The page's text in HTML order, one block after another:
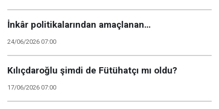
İnkâr politikalarından amaçlanan…
24/06/2026 07:00
Kılıçdaroğlu şimdi de Fütühatçı mı oldu?
17/06/2026 07:00